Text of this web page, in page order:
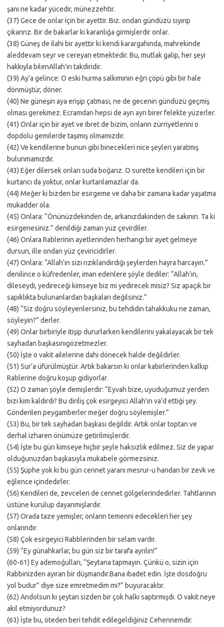
şanı ne kadar yücedir, münezzehtir.
(37) Gece de onlar için bir ayettir. Biz. ondan gündüzü sıyırıp
çıkarırız. Bir de bakarlar ki karanlığa girmişlerdir onlar.
(38) Güneş de ilahi bir ayettir ki kendi karargahında, mahrekinde
aleddevam seyr ve cereyan etmektedir. Bu, mutlak galip, her şeyi
hakkıyla bilenAllah’ın takdiridir.
(39) Ay’a gelince: O eski hurma salkımının eğri çöpü gibi bir hale
dönmüştür, döner.
(40) Ne güneşin aya erişip çatması, ne de gecenin gündüzü geçmiş
olması gerekmez. Ecramdan hepsi de ayrı ayrı birer felekte yüzerler.
(41) Onlar için bir ayet ve ibret de bizim, onların zürriyetlerini o
dopdolu gemilerde taşımış olmamızdır.
(42) Ve kendilerine bunun gibi binecekleri nice şeyleri yaratmış
bulunmamızdır.
(43) Eğer dilersek onları suda boğarız. O surette kendileri için bir
kurtarıcı da yoktur, onlar kurtarılamazlar da.
(44) Meğer ki bizden bir esirgeme ve daha bir zamana kadar yaşatma
mukadder ola.
(45) Onlara: “Önünüzdekinden de, arkanızdakinden de sakının. Ta ki
esirgenesiniz.” denildiği zaman yüz çevirdiler.
(46) Onlara Rablerinin ayetlerinden herhangi bir ayet gelmeye
dursun, ille ondan yüz çeviricidirler.
(47) Onlara: “Allah’ın sizi rızıklandırdığı şeylerden hayra harcayın.”
denilince o küfredenler, iman edenlere şöyle dediler: “Allah’ın,
dileseydi, yedireceği kimseye biz mi yedirecek misiz? Siz apaçık bir
sapıklıkta bulunanlardan başkaları değilsiniz.”
(48) “Siz doğru söyleyenlersiniz, bu tehdidin tahakkuku ne zaman,
söyleyin?” derler.
(49) Onlar birbiriyle itişip dururlarken kendilerini yakalayacak bir tek
sayhadan başkasınıgözetmezler.
(50) İşte o vakit ailelerine dahi dönecek halde değildirler.
(51) Sur’a üfürülmüştür. Artık bakarsın ki onlar kabirlerinden kalkıp
Rablerine doğru koşup gidiyorlar.
(52) O zaman şöyle demişlerdir: “Eyvah bize, uyuduğumuz yerden
bizi kim kaldırdı? Bu diriliş çok esirgeyici Allah’ın va’d ettiği şey.
Gönderilen peygamberler meğer doğru söylemişler.”
(53) Bu, bir tek sayhadan başkası değildir. Artık onlar toptan ve
derhal izharen önümüze getirilmişlerdir.
(54) İşte bu gün kimseye hiçbir şeyle haksızlık edilmez. Siz de yapar
olduğunuzdan başkasıyla mukabele görmezsiniz.
(55) Şüphe yok ki bu gün cennet yaranı mesrur-u handan bir zevk ve
eğlence içindedirler.
(56) Kendileri de, zevceleri de cennet gölgelerindedirler. Tahtlarının
üstüne kurulup dayanmışlardır.
(57) Orada taze yemişler, onların temenni edecekleri her şey
onlarındır.
(58) Çok esirgeyici Rabblerinden bir selam vardır.
(59) “Ey günahkarlar, bu gün siz bir tarafa ayrılın!”
(60-61) Ey ademoğulları, “Şeytana tapmayın. Çünkü o, sizin için
Rabbinizden ayıran bir düşmandır.Bana ibadet edin. İşte dosdoğru
yol budur” diye size emretmedim mi?” buyuracaktır.
(62) Andolsun ki şeytan sizden bir çok halkı saptırmışdı. O vakit neye
akıl etmiyordunuz?
(63) İşte bu, öteden beri tehdit edilegeldiğiniz Cehennemdir.